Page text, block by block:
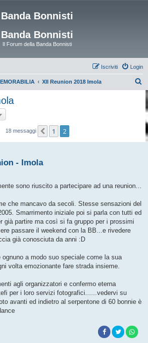
Banda Bonnisti
Banda Bonnisti
Il Forum della Banda Bonnisti
Login
Iscriviti
XII Reunion 2018 Imola
18 messaggi Precedente
1 2
- Imola
sono riuscito a partecipare ad una reunion...
che mancavo da secoli. Stesse sensazioni del
Smarrimento iniziale poi si parla con tutti ed
già partire ma così si fa gruppo per i prossimi
passare il weekend con la BB...e rivedere
già conosciuta da anni :D
a modo suo speciale come la sua
volta emozionante fare strada insieme.
agli organizzatori e confermo eterna
per i loro servizi fotografici......vedervi su
avanti ed indietro al serpentone di 60 bonnie è